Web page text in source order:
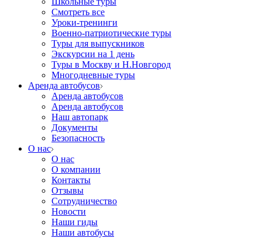
Смотреть все
Уроки-тренинги
Военно-патриотические туры
Туры для выпускников
Экскурсии на 1 день
Туры в Москву и Н.Новгород
Многодневные туры
Аренда автобусов
Аренда автобусов
Аренда автобусов
Наш автопарк
Документы
Безопасность
О нас
О нас
О компании
Контакты
Отзывы
Сотрудничество
Новости
Наши гиды
Наши автобусы